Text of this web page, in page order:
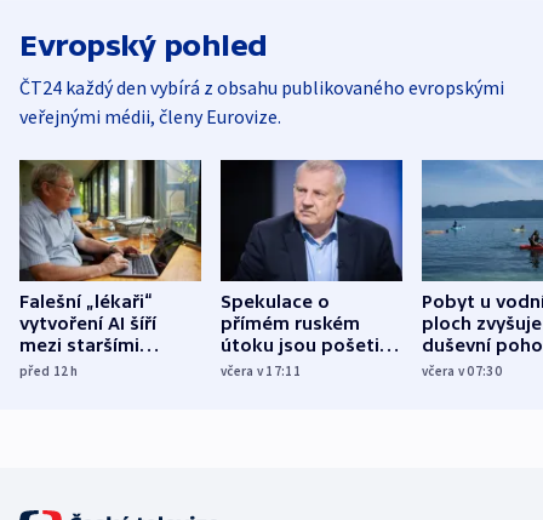
Evropský pohled
ČT24 každý den vybírá z obsahu publikovaného evropskými
veřejnými médii, členy Eurovize.
Falešní „lékaři“
vytvoření AI šíří
mezi staršími
Poláky nebezpečné
před 12h
Spekulace o
přímém ruském
útoku jsou pošetilé,
míní estonský
včera v 17:11
Pobyt u
ploch zvyšuje
duševní
ukázala
včera v 07:30